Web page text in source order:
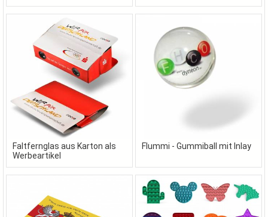
Faltfernglas aus Karton als
Werbeartikel
Flummi - Gummiball mit Inlay